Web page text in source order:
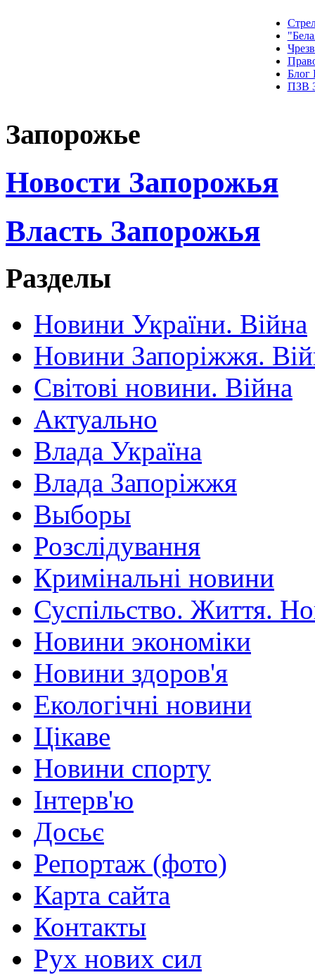
Блог
ПЗВ
Запорожье
Новости Запорожья
Власть Запорожья
Разделы
Новини України. Війна
Новини Запоріжжя.
Світові новини. Війна
Актуально
Влада Україна
Влада Запоріжжя
Выборы
Розслідування
Кримінальні новини
Суспільство. Життя.
Новини экономіки
Новини здоров'я
Екологічні новини
Цікаве
Новини спорту
Інтерв'ю
Досьє
Репортаж (фото)
Карта сайта
Контакты
Рух нових сил